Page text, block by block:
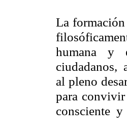
La
humana y
ciudadanos,
al pleno
para
consciente y